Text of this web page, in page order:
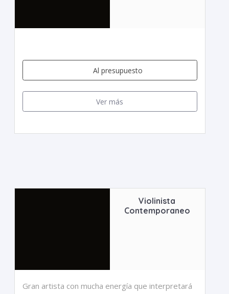
Al presupuesto
Ver más
Violinista
Contemporaneo
Gran artista con mucha energía que interpretará